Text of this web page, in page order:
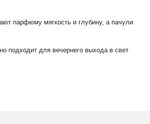
парфюму мягкость и глубину, а пачули
подходит для вечернего выхода в свет